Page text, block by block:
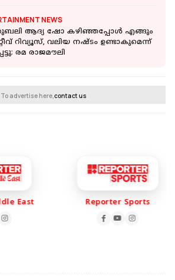
NEWS
ആദ്യ ഷോ കഴിഞ്ഞപ്പോൾ എങ്ങും
റിവ്യൂസ്, വലിയ നഷ്ടം ഉണ്ടാകുമെന്ന്
രമ രാജമൗലി
To advertise here,contact us
East Reporter Sports